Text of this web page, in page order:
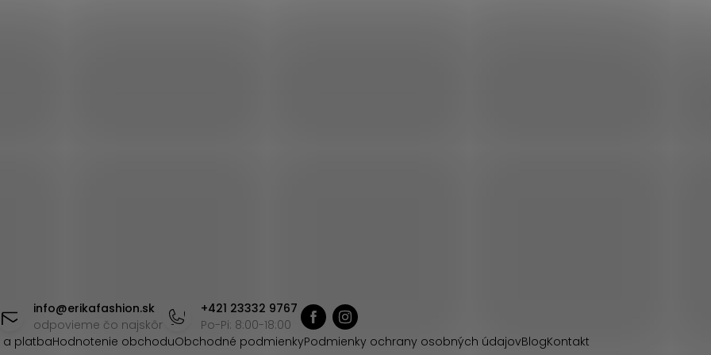
info@erikafashion.sk
odpovieme čo najskôr
+421 23332 9767
Po-Pi: 8:00-18:00
a platbaHodnotenie obchoduObchodné podmienkyPodmienky ochrany osobných údajovBlogKontakt